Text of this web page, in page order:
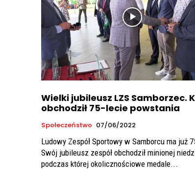
Wielki jubileusz LZS Samborzec.
obchodził 75-lecie powstania
Społeczeństwo 07/06/2022
Ludowy Zespół Sportowy w Samborcu ma już
Swój jubileusz zespół obchodził minionej
podczas której okolicznościowe medale...